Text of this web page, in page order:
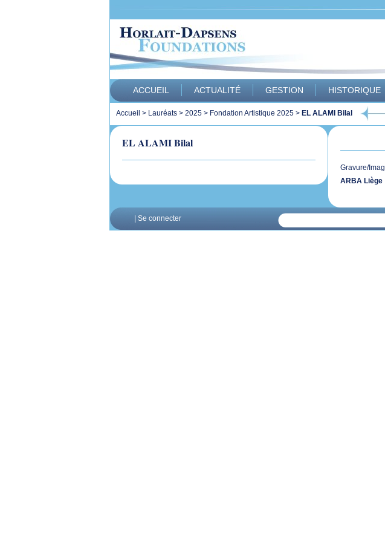
ACCUEIL ACTUALITÉ GESTION HISTORIQUE
Accueil > Lauréats > 2025 > Fondation Artistique 2025 > EL ALAMI Bilal
EL ALAMI Bilal
Gravure/
ARBA Liège
Se connecter